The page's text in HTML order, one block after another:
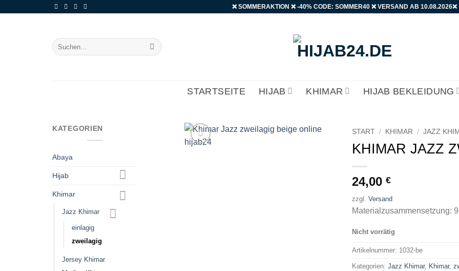
❌ SOMMERAKTION ❌ -40% CODE: SOMMER40 ❌ VERSAND AB 10.08.2026❌
Suchen
nach:
STARTSEITE HIJAB KHIMAR HIJAB BEKLEIDUNG
KATEGORIEN
Abaya
Hijab
Khimar
Jazz Khimar
einlagig
zweilagig
Jersey Khimar
START / KHIMAR / JAZZ
KHIMAR JAZZ
24,00 €
zzgl. Versand
Materialzusammensetzung:
Nicht vorrätig
Artikelnummer: 1032-be
Kategorien: Jazz Khimar, Khimar,